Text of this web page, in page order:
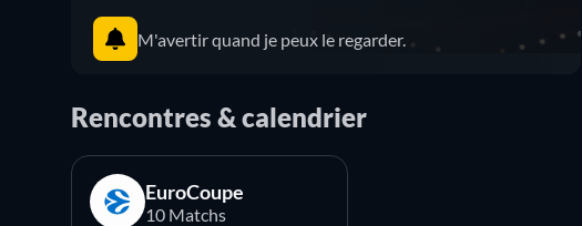
M'avertir quand je peux le regarder.
Rencontres & calendrier
EuroCoupe
10 Matchs